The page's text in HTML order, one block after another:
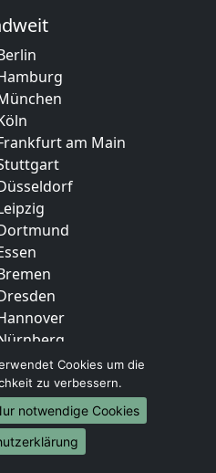
am Main
Cookies um die
zu verbessern.
notwendige Cookies